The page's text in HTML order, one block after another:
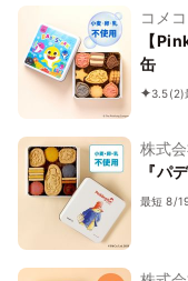
コメ
【
缶
3.5(2)
株式
『パ
最短 8/